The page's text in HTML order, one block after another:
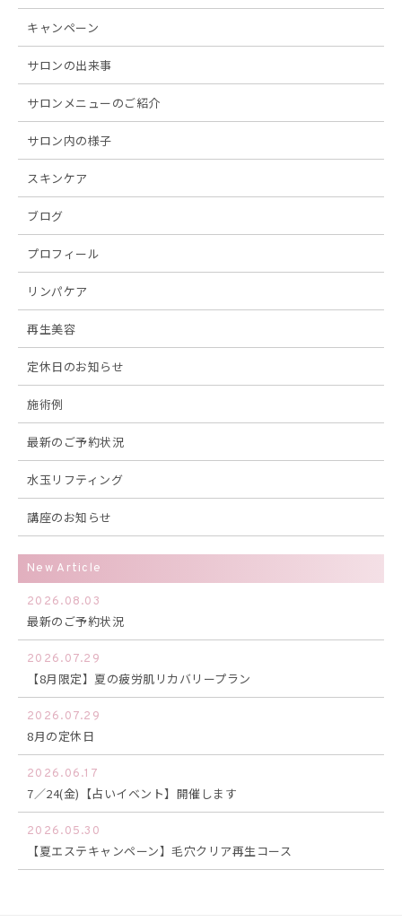
キャンペーン
サロンの出来事
サロンメニューのご紹介
サロン内の様子
スキンケア
ブログ
プロフィール
リンパケア
再生美容
定休日のお知らせ
施術例
最新のご予約状況
水玉リフティング
講座のお知らせ
New Article
2026.08.03
最新のご予約状況
2026.07.29
【8月限定】夏の疲労肌リカバリープラン
2026.07.29
8月の定休日
2026.06.17
7／24(金)【占いイベント】開催します
2026.05.30
【夏エステキャンペーン】毛穴クリア再生コース